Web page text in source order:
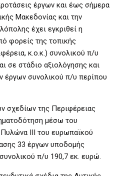
έργων και έως σήμερα
Μακεδονίας και την
έχει εγκριθεί η
φορείς της τοπικής
κ.ο.κ.) συνολικού π/υ
σε στάδιο αξιολόγησης και
έργων συνολικού π/υ περίπου
σχεδίων της Περιφέρειας
μέσω του
ΙΙΙ του ευρωπαϊκού
33 έργων υποδομής
π/υ 190,7 εκ. ευρώ.